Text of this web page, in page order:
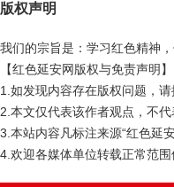
版权声明
我们的宗旨是：学习红色精神，
【红色延安网版权与免责声明】
1.如发现内容存在版权问题，
2.本文仅代表该作者观点，不代
3.本站内容凡标注来源“红色延
4.欢迎各媒体单位转载正常范